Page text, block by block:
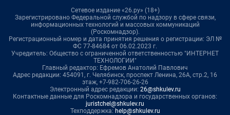
Сетевое издание «26.ру» (18+)
Зарегистрировано Федеральной службой по надзору в сфере связи,
информационных технологий и массовых коммуникаций
(Роскомнадзор).
Регистрационный номер и дата принятия решения о регистрации: ЭЛ №
ФС 77-84684 от 06.02.2023 г.
Учредитель: Общество с ограниченной ответственностью "ИНТЕРНЕТ
ТЕХНОЛОГИИ"
Главный редактор: Ефремов Анатолий Павлович
Адрес редакции: 454091, г. Челябинск, проспект Ленина, 26А, стр.2, 16
этаж, +7-982-706-26-26
Электронный адрес редакции: 26@shkulev.ru
Контактные данные для Роскомнадзора и государственных органов:
juristchel@shkulev.ru
Техподдержка: help@shkulev.ru